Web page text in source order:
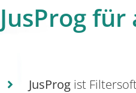
JusProg
JusProgist